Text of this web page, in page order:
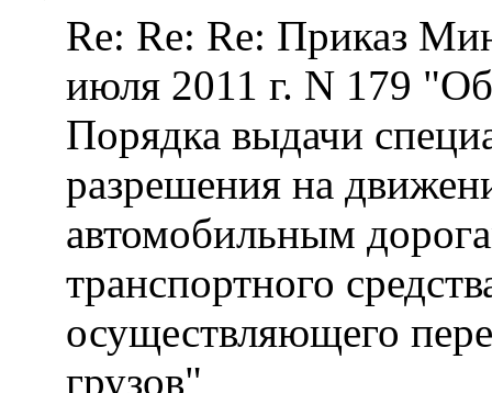
Re: Re: Re: Приказ
июля 2011 г. N 179
Порядка выдачи
разрешения на
автомобильным
транспортного
осуществляющего
грузов"